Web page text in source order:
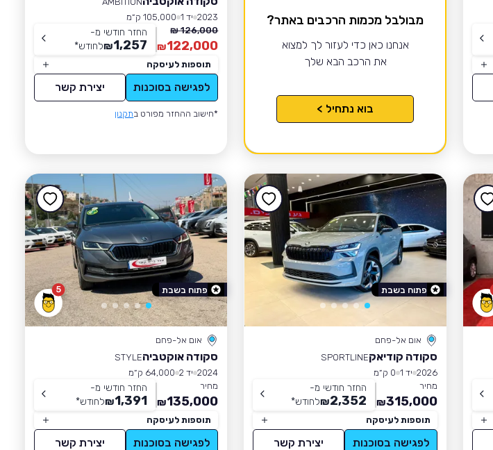
מבולבל מכמות הרכבים באתר?
אנחנו כאן כדי לעזור לך למצוא
את הרכב הבא שלך
בוא נתחיל >
2023 יד 1
105,000 ק״מ
126,000 ₪
122,000
₪
החזר חודשי מ-
1,257
₪לחודש*
תוספות לעיסקה
לפגישה בסוכנות יצירת קשר
*חישוב ההחזר מפורט בתקנון
אום אל-פחם
סקודה קודיאקSPORTLINE
2026 יד 1
0 ק״מ
מחיר
315,000
₪
החזר חודשי מ-
2,352
₪לחודש*
תוספות לעיסקה
לפגישה בסוכנות יצירת קשר
פתוח בשבת 5
אום אל-פחם
סקודה אוקטביהSTYLE
2024 יד 2
64,000 ק״מ
מחיר
135,000
₪
החזר חודשי מ-
1,391
₪לחודש*
תוספות לעיסקה
לפגישה בסוכנות יצירת קשר
פתוח בשבת